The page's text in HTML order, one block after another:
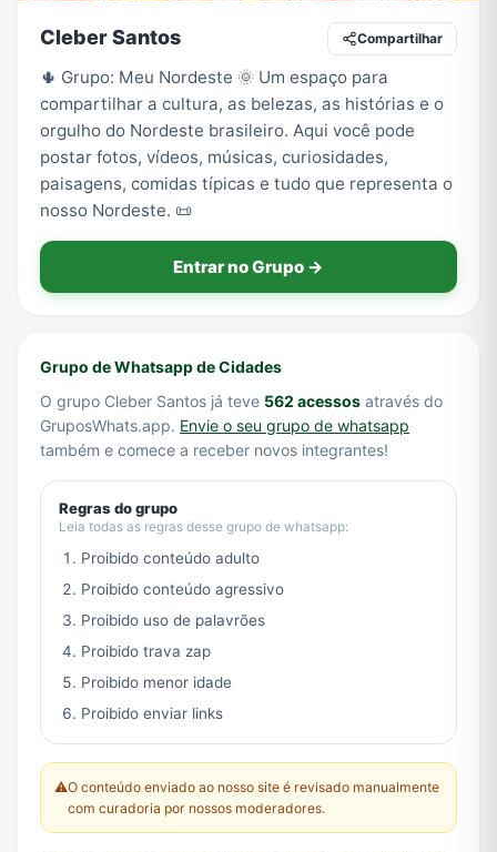
Tecnologia
Vídeos
Cleber Santos Compartilhar
🌵 Grupo: Meu Nordeste 🌞 Um espaço para
compartilhar a cultura, as belezas, as histórias e o
orgulho do Nordeste brasileiro. Aqui você pode
postar fotos, vídeos, músicas, curiosidades,
paisagens, comidas típicas e tudo que representa o
nosso Nordeste. 📜
Entrar no Grupo →
Grupo de Whatsapp de Cidades
O grupo Cleber Santos já teve 562 acessos através do
GruposWhats.app. Envie o seu grupo de whatsapp
também e comece a receber novos integrantes!
Regras do grupo
Leia todas as regras desse grupo de whatsapp:
Proibido conteúdo adulto
Proibido conteúdo agressivo
Proibido uso de palavrões
Proibido trava zap
Proibido menor idade
Proibido enviar links
⚠️O conteúdo enviado ao nosso site é revisado manualmente
com curadoria por nossos moderadores.